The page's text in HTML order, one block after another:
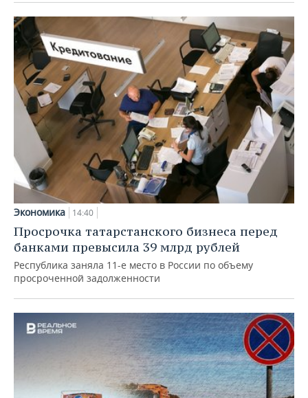
Экономика 14:40
Просрочка татарстанского бизнеса перед
банками превысила 39 млрд рублей
Республика заняла 11-е место в России по объему
просроченной задолженности